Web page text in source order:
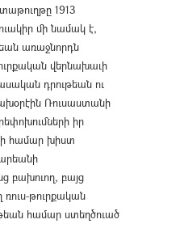
1913
մի նամակ է,
առաջնորդն
վերնախաւի
դրութեան ու
Ռուսաստանի
իր
համար խիստ
բախուող, բայց
ռուս-թուրքական
համար ստեղծուած